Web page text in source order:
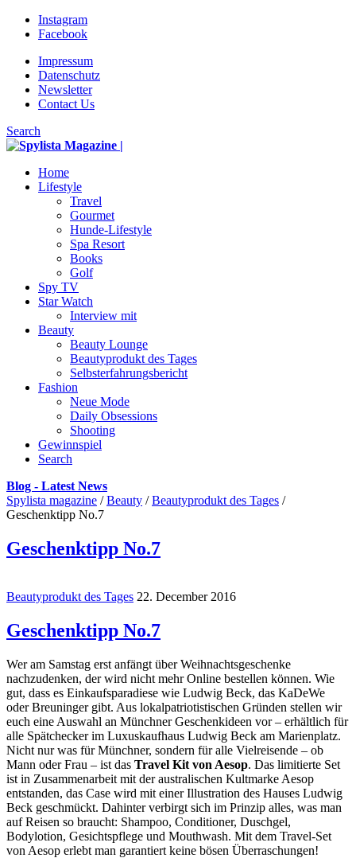
Instagram
Facebook
Impressum
Datenschutz
Newsletter
Contact Us
Search
Home
Lifestyle
Travel
Gourmet
Hunde-Lifestyle
Spa Resort
Books
Golf
Spy TV
Star Watch
Interview mit
Beauty
Beauty Lounge
Beautyprodukt des Tages
Selbsterfahrungsbericht
Fashion
Neue Mode
Daily Obsessions
Shooting
Gewinnspiel
Search
Blog - Latest News
Spylista magazine / Beauty / Beautyprodukt des Tages /
Geschenktipp No.7
Geschenktipp No.7
Beautyprodukt des Tages 22. December 2016
Geschenktipp No.7
Wer am Samstag erst anfängt über Weihnachtsgeschenke
nachzudenken, der wird nicht mehr Online bestellen können. Wie
gut, dass es Einkaufsparadiese wie Ludwig Beck, das KaDeWe
oder Breuninger gibt. Aus lokalpatriotistischen Gründen stellen wir
euch eine Auswahl an Münchner Geschenkideen vor – erhältlich für
alle Spätchecker im Luxuskaufhaus Ludwig Beck am Marienplatz.
Nicht nur was für Münchner, sondern für alle Vielreisende – ob
Mann oder Frau – ist das Travel Kit von Aesop. Das limitierte Set
ist in Zusammenarbeit mit der australischen Kultmarke Aesop
entstanden, das Case wird mit einer Illustration des Hauses Ludwig
Beck geschmückt. Dahinter verbirgt sich im Prinzip alles, was man
auf Reisen so braucht: Shampoo, Conditioner, Duschgel,
Bodylotion, Gesichtspflege und Mouthwash. Mit dem Travel-Set
von Aesop erlebt man garantiert keine bösen Überraschungen!